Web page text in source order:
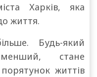
Харків, яка
життя.
Будь-який
стане
життів